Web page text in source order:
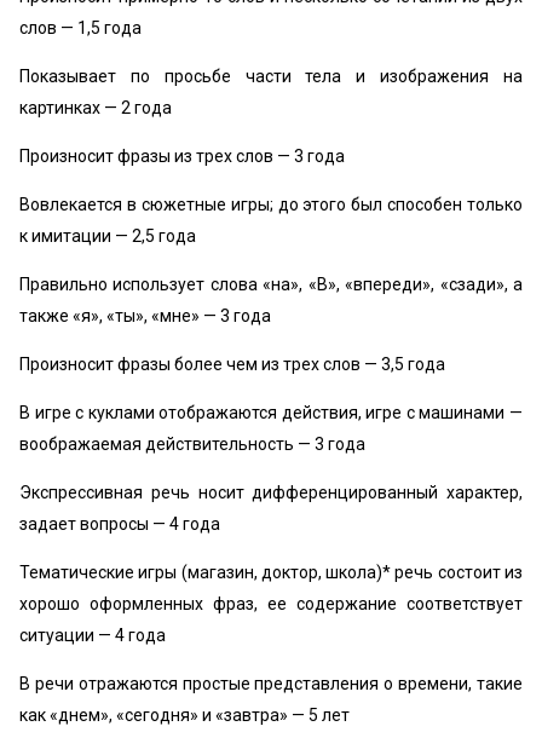
слов — 1,5 года
Показывает по просьбе части тела и изображения на
картинках — 2 года
Произносит фразы из трех слов — 3 года
Вовлекается в сюжетные игры; до этого был способен только
к имитации — 2,5 года
Правильно использует слова «на», «В», «впереди», «сзади», а
также «я», «ты», «мне» — 3 года
Произносит фразы более чем из трех слов — 3,5 года
В игре с куклами отображаются действия, игре с машинами —
воображаемая действительность — 3 года
Экспрессивная речь носит дифференцированный характер,
задает вопросы — 4 года
Тематические игры (магазин, доктор, школа)* речь состоит из
хорошо оформленных фраз, ее содержание соответствует
ситуации — 4 года
В речи отражаются простые представления о времени, такие
как «днем», «сегодня» и «завтра» — 5 лет